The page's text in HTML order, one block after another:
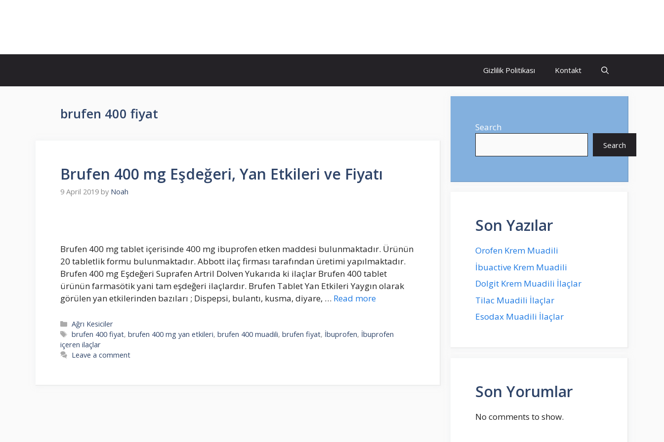
Gizlilik Politikası Kontakt
brufen 400 fiyat
Brufen 400 mg Eşdeğeri, Yan Etkileri ve Fiyatı
9 April 2019 by Noah
Brufen 400 mg tablet içerisinde 400 mg ibuprofen etken maddesi bulunmaktadır. Ürünün
20 tabletlik formu bulunmaktadır. Abbott ilaç firması tarafından üretimi yapılmaktadır.
Brufen 400 mg Eşdeğeri Suprafen Artril Dolven Yukarıda ki ilaçlar Brufen 400 tablet
ürünün farmasötik yani tam eşdeğeri ilaçlardır. Brufen Tablet Yan Etkileri Yaygın olarak
görülen yan etkilerinden bazıları ; Dispepsi, bulantı, kusma, diyare, … Read more
Categories
Ağrı Kesiciler
Tags
brufen 400 fiyat,brufen 400 mg yan etkileri,brufen 400 muadili,brufen fiyat, İbuprofen, İbuprofen
içeren ilaçlar
Leave a comment
Search
Search
Son Yazılar
Orofen Krem Muadili
İbuactive Krem Muadili
Dolgit Krem Muadili İlaçlar
Tilac Muadili İlaçlar
Esodax Muadili İlaçlar
Son Yorumlar
No comments to show.